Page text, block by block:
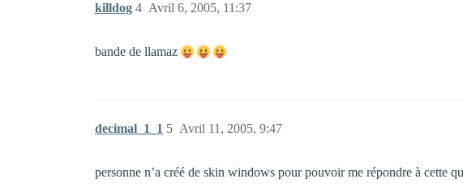
killdog Avril 6, 2005, 11:37
4
bande de llamaz
decimal_1_1 Avril 11, 2005, 9:47
5
personne n’a créé de skin windows pour pouvoir me répondre à cette